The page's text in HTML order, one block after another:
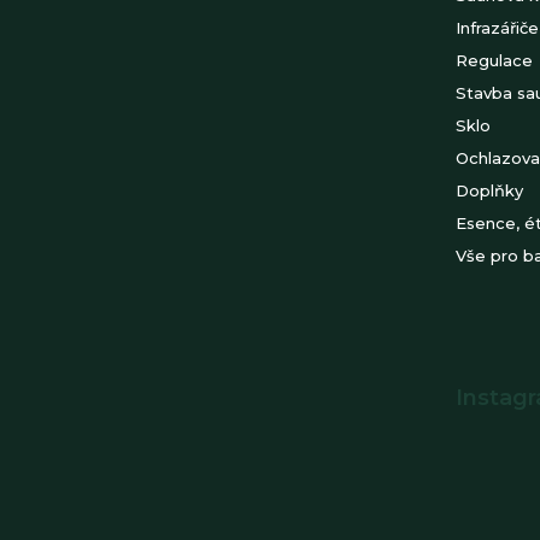
Infrazářiče
Regulace
Stavba
Sklo
Doplňky
Esence,
Vše pro